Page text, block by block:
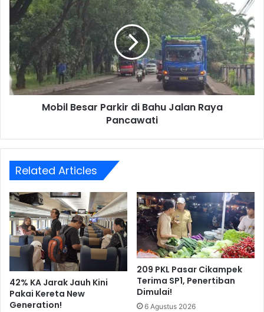
Besar
Parkir
di
Bahu
Jalan
Raya
Pancawati
Mobil Besar Parkir di Bahu Jalan Raya
Pancawati
Related Articles
42% KA Jarak Jauh Kini
Pakai Kereta New
Generation!
209 PKL Pasar Cikampek
Terima SP1, Penertiban
Dimulai!
6 Agustus 2026